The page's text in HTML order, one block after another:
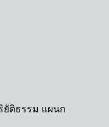
ยัติธรรม แผนก